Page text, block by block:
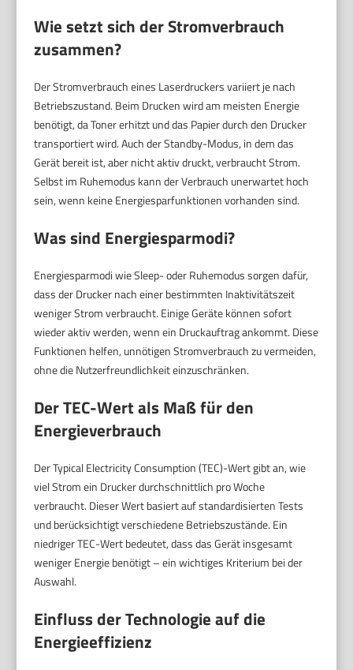
Wie setzt sich der Stromverbrauch
zusammen?
Der Stromverbrauch eines Laserdruckers variiert je nach
Betriebszustand. Beim Drucken wird am meisten Energie
benötigt, da Toner erhitzt und das Papier durch den Drucker
transportiert wird. Auch der Standby-Modus, in dem das
Gerät bereit ist, aber nicht aktiv druckt, verbraucht Strom.
Selbst im Ruhemodus kann der Verbrauch unerwartet hoch
sein, wenn keine Energiesparfunktionen vorhanden sind.
Was sind Energiesparmodi?
Energiesparmodi wie Sleep- oder Ruhemodus sorgen dafür,
dass der Drucker nach einer bestimmten Inaktivitätszeit
weniger Strom verbraucht. Einige Geräte können sofort
wieder aktiv werden, wenn ein Druckauftrag ankommt. Diese
Funktionen helfen, unnötigen Stromverbrauch zu vermeiden,
ohne die Nutzerfreundlichkeit einzuschränken.
Der TEC-Wert als Maß für den
Energieverbrauch
Der Typical Electricity Consumption (TEC)-Wert gibt an, wie
viel Strom ein Drucker durchschnittlich pro Woche
verbraucht. Dieser Wert basiert auf standardisierten Tests
und berücksichtigt verschiedene Betriebszustände. Ein
niedriger TEC-Wert bedeutet, dass das Gerät insgesamt
weniger Energie benötigt – ein wichtiges Kriterium bei der
Auswahl.
Einfluss der Technologie auf die
Energieeffizienz